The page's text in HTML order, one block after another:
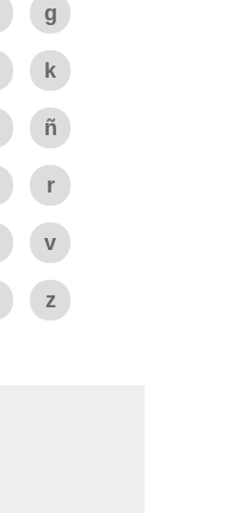
g
k
ñ
r
v
z